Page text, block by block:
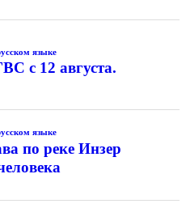
языке
с 12 августа.
языке
по реке Инзер